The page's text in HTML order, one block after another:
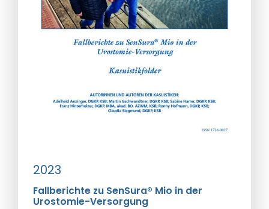
2023
Fallberichte zu SenSura® Mio in der
Urostomie-Versorgung